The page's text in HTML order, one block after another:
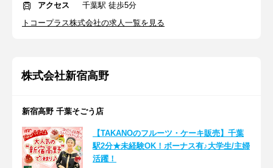
アクセス
千葉駅 徒歩5分
トコープラス株式会社の求人一覧を見る
株式会社新宿高野
新宿高野 千葉そごう店
【TAKANOのフルーツ・ケーキ販売】千葉
駅2分★未経験OK！ボーナス有♪大学生/主婦
活躍！